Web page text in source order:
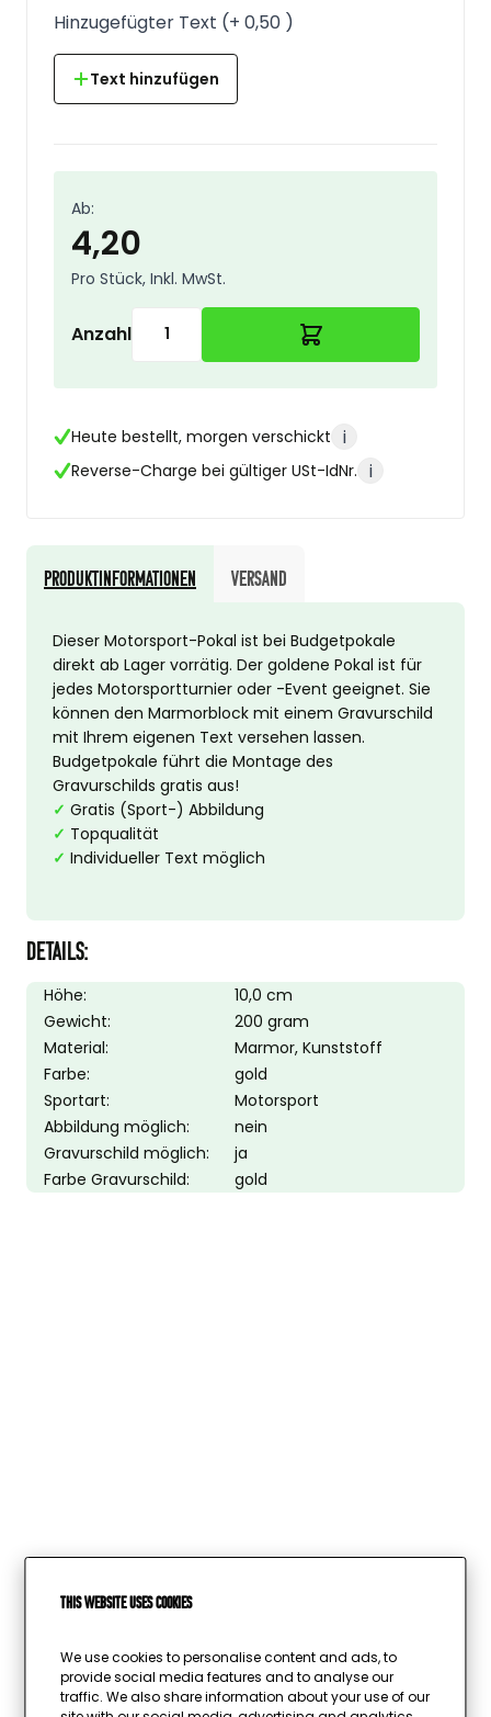
This website uses cookies
We use cookies to personalise content and ads, to
provide social media features and to analyse our
traffic. We also share information about your use of our
Hinzugefügter Text (+ 0,50 )
Text hinzufügen
Ab:
4,20
Pro Stück, Inkl. MwSt.
Anzahl
Heute bestellt, morgen verschickt i
Reverse-Charge bei gültiger USt-IdNr. i
Dieser Motorsport-Pokal ist bei Budgetpokale
direkt ab Lager vorrätig. Der goldene Pokal ist für
jedes Motorsportturnier oder -Event geeignet. Sie
können den Marmorblock mit einem Gravurschild
mit Ihrem eigenen Text versehen lassen.
Budgetpokale führt die Montage des
Gravurschilds gratis aus!
✓ Gratis (Sport-) Abbildung
✓ Topqualität
✓ Individueller Text möglich
Produktinformationen Versand
DETAILS:
Höhe:
10,0 cm
Gewicht:
200 gram
Material:
Marmor, Kunststoff
Farbe:
gold
Sportart:
Motorsport
Abbildung möglich:
nein
Gravurschild möglich:
ja
Farbe Gravurschild:
gold